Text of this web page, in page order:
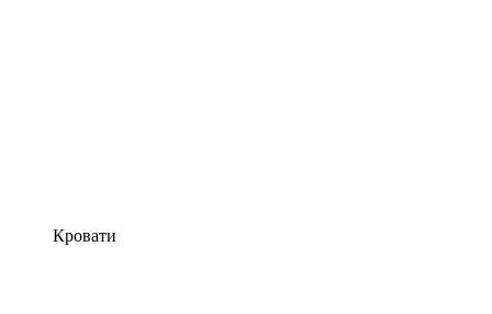
Кровати